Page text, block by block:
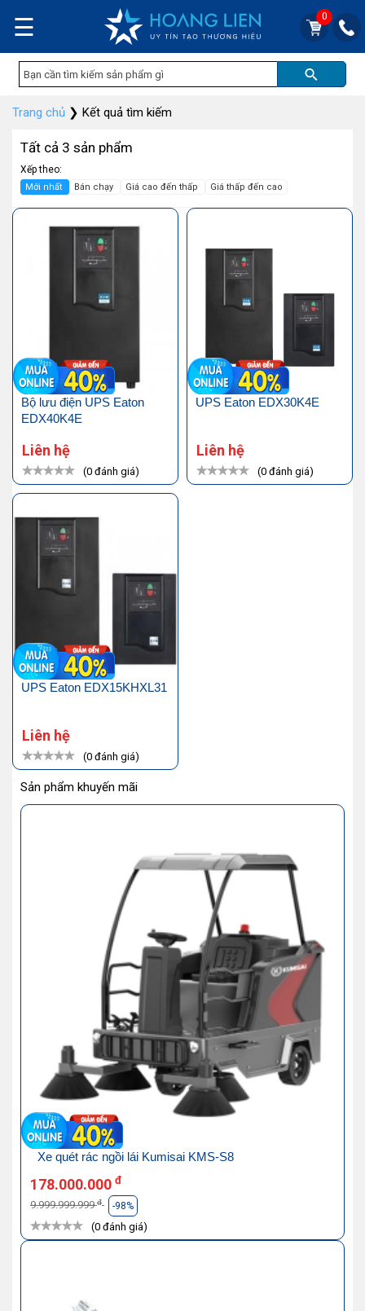
☰ 0
Trang chủ ❯ Kết quả tìm kiếm
Tất cả 3 sản phẩm
Xếp theo:
Mới nhất Bán chạy Giá cao đến thấp Giá thấp đến cao
Bộ lưu điện UPS Eaton
EDX40K4E
Liên hệ
(0 đánh giá)
UPS Eaton EDX30K4E
Liên hệ
(0 đánh giá)
UPS Eaton EDX15KHXL31
Liên hệ
(0 đánh giá)
Sản phẩm khuyến mãi
Xe quét rác ngồi lái Kumisai KMS-S8
178.000.000 đ
9.999.999.999đ -98%
(0 đánh giá)